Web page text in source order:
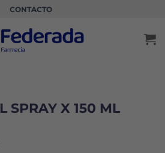
CONTACTO
SPRAY X 150 ML